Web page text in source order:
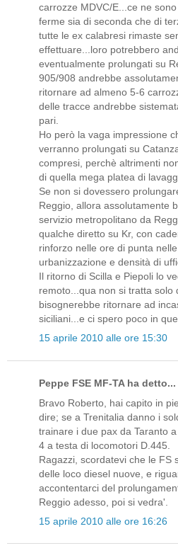
carrozze MDVC/E...ce ne
ferme sia di seconda che di
tutte le ex calabresi rimaste
effettuare...loro potrebbero
eventualmente prolungati su
905/908 andrebbe
ritornare ad almeno 5-6
delle tracce andrebbe
pari.
Ho però la vaga impressione
verranno prolungati su
compresi, perchè altrimenti
di quella mega platea di
Se non si dovessero
Reggio, allora assolutamente
servizio metropolitano da
qualche diretto su Kr, con
rinforzo nelle ore di punta
urbanizzazione e densità di
Il ritorno di Scilla e Piepoli lo
remoto...qua non si tratta solo
bisognerebbe ritornare ad
siciliani...e ci spero poco in
15 aprile 2010 alle ore 15:30
Peppe FSE MF-TA ha detto...
Bravo Roberto, hai capito in
dire; se a Trenitalia danno i
trainare i due pax da Taranto
4 a testa di locomotori D.445.
Ragazzi, scordatevi che le FS
delle loco diesel nuove, e
accontentarci del
Reggio adesso, poi si vedra'.
15 aprile 2010 alle ore 16:26